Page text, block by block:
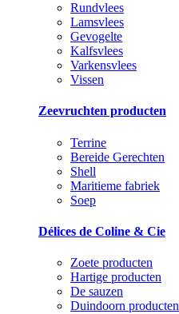
Rundvlees
Lamsvlees
Gevogelte
Kalfsvlees
Varkensvlees
Vissen
Zeevruchten producten
Terrine
Bereide Gerechten
Shell
Maritieme fabriek
Soep
Délices de Coline & Cie
Zoete producten
Hartige producten
De sauzen
Duindoorn producten